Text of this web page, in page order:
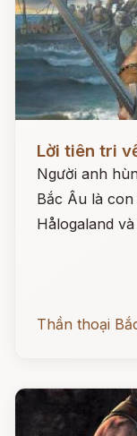
Lời tiên tri
Người anh
Bắc Âu là
Hålogaland
Thần thoại